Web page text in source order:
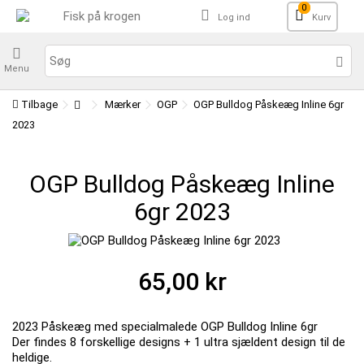
Log ind
0
Kurv
Menu
Tilbage Mærker OGP
OGP Bulldog Påskeæg Inline 6gr
2023
OGP Bulldog Påskeæg Inline
6gr 2023
65,00 kr
2023 Påskeæg med specialmalede OGP Bulldog Inline 6gr
Der findes 8 forskellige designs + 1 ultra sjældent design til de
heldige.